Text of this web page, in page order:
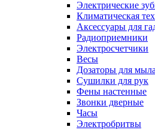
Электрические
Климатическая
Аксессуары для
Радиоприемники
Электросчетчики
Весы
Дозаторы для мыла
Сушилки для рук
Фены настенные
Звонки дверные
Часы
Электробритвы